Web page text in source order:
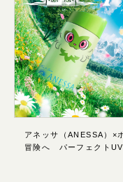
アネッサ（ANESSA）×
冒険へ パーフェクト